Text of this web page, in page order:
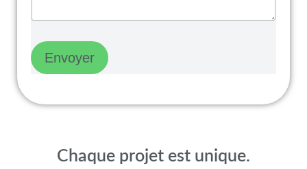
Envoyer
Chaque projet est unique.